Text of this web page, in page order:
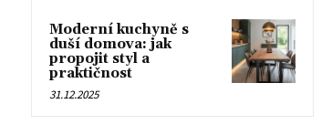
Moderní kuchyně s
duší domova: jak
propojit styl a
praktičnost
31.12.2025